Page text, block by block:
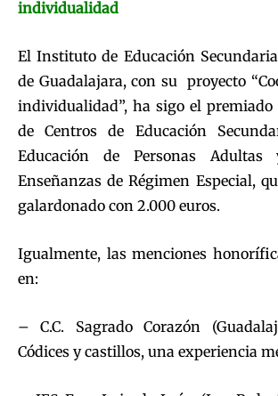
individualidad
El Instituto de Educación Secundaria
de Guadalajara, con su proyecto
individualidad”, ha sigo el premiado
de Centros de Educación
Educación de Personas
Enseñanzas de Régimen Especial,
galardonado con 2.000 euros.
Igualmente, las menciones
en:
– C.C. Sagrado Corazón
Códices y castillos, una experiencia